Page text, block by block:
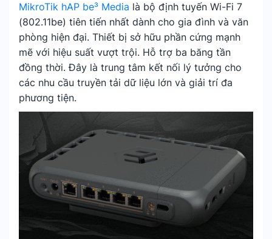
MikroTik hAP be³ Media là bộ định tuyến Wi-Fi 7
(802.11be) tiên tiến nhất dành cho gia đình và văn
phòng hiện đại. Thiết bị sở hữu phần cứng mạnh
mẽ với hiệu suất vượt trội. Hỗ trợ ba băng tần
đồng thời. Đây là trung tâm kết nối lý tưởng cho
các nhu cầu truyền tải dữ liệu lớn và giải trí đa
phương tiện.